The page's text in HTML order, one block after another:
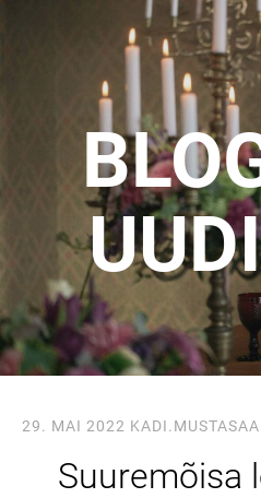
29. MAI 2022
Suuremõisa